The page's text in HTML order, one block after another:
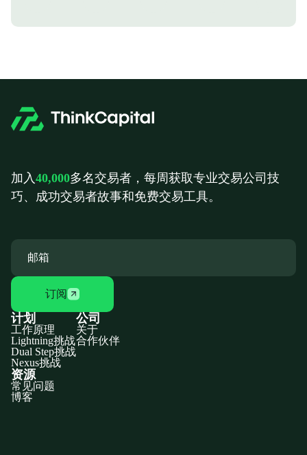
加入40,000多名交易者，每周获取专业交易公司技
巧、成功交易者故事和免费交易工具。
订阅
计划
工作原理
Lightning挑战
Dual Step挑战
Nexus挑战
公司
关于
合作伙伴
资源
常见问题
博客